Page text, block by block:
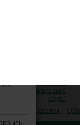
медицинские
услуги
обратный звонок